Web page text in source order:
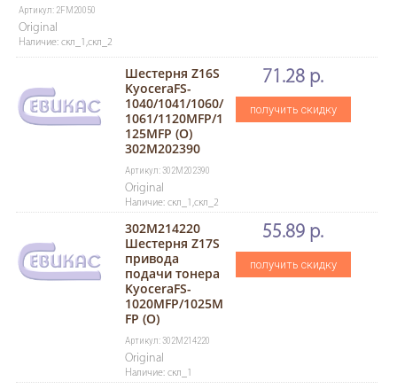
Артикул: 2FM20050
Original
Наличие: скл_1,скл_2
Шестерня Z16S
KyoceraFS-
1040/1041/1060/
1061/1120MFP/1
125MFP (O)
302M202390
Артикул: 302M202390
Original
Наличие: скл_1,скл_2
71.28 р.
получить скидку
302M214220
Шестерня Z17S
привода
подачи тонера
KyoceraFS-
1020MFP/1025M
FP (O)
Артикул: 302M214220
Original
Наличие: скл_1
55.89 р.
получить скидку